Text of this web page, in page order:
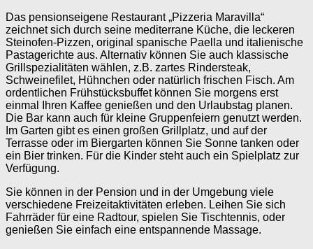
Das pensionseigene Restaurant „Pizzeria Maravilla“
zeichnet sich durch seine mediterrane Küche, die leckeren
Steinofen-Pizzen, original spanische Paella und italienische
Pastagerichte aus. Alternativ können Sie auch klassische
Grillspezialitäten wählen, z.B. zartes Rindersteak,
Schweinefilet, Hühnchen oder natürlich frischen Fisch. Am
ordentlichen Frühstücksbuffet können Sie morgens erst
einmal Ihren Kaffee genießen und den Urlaubstag planen.
Die Bar kann auch für kleine Gruppenfeiern genutzt werden.
Im Garten gibt es einen großen Grillplatz, und auf der
Terrasse oder im Biergarten können Sie Sonne tanken oder
ein Bier trinken. Für die Kinder steht auch ein Spielplatz zur
Verfügung.
Sie können in der Pension und in der Umgebung viele
verschiedene Freizeitaktivitäten erleben. Leihen Sie sich
Fahrräder für eine Radtour, spielen Sie Tischtennis, oder
genießen Sie einfach eine entspannende Massage.